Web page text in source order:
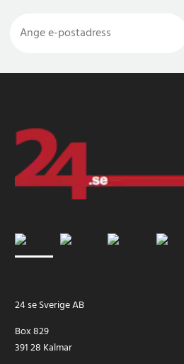
24 se Sverige AB
Box 829
391 28 Kalmar